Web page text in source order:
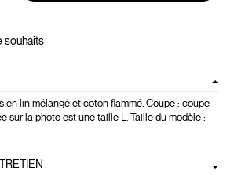
souhaits
en lin mélangé et coton flammé. Coupe : coupe
sur la photo est une taille L. Taille du modèle :